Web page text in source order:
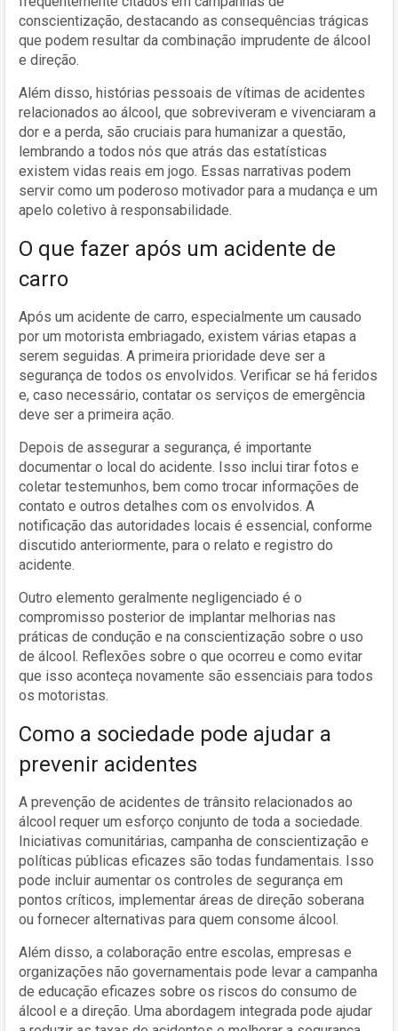
conscientização, destacando as consequências trágicas
que podem resultar da combinação imprudente de álcool
e direção.
Além disso, histórias pessoais de vítimas de acidentes
relacionados ao álcool, que sobreviveram e vivenciaram a
dor e a perda, são cruciais para humanizar a questão,
lembrando a todos nós que atrás das estatísticas
existem vidas reais em jogo. Essas narrativas podem
servir como um poderoso motivador para a mudança e um
apelo coletivo à responsabilidade.
O que fazer após um acidente de
carro
Após um acidente de carro, especialmente um causado
por um motorista embriagado, existem várias etapas a
serem seguidas. A primeira prioridade deve ser a
segurança de todos os envolvidos. Verificar se há feridos
e, caso necessário, contatar os serviços de emergência
deve ser a primeira ação.
Depois de assegurar a segurança, é importante
documentar o local do acidente. Isso inclui tirar fotos e
coletar testemunhos, bem como trocar informações de
contato e outros detalhes com os envolvidos. A
notificação das autoridades locais é essencial, conforme
discutido anteriormente, para o relato e registro do
acidente.
Outro elemento geralmente negligenciado é o
compromisso posterior de implantar melhorias nas
práticas de condução e na conscientização sobre o uso
de álcool. Reflexões sobre o que ocorreu e como evitar
que isso aconteça novamente são essenciais para todos
os motoristas.
Como a sociedade pode ajudar a
prevenir acidentes
A prevenção de acidentes de trânsito relacionados ao
álcool requer um esforço conjunto de toda a sociedade.
Iniciativas comunitárias, campanha de conscientização e
políticas públicas eficazes são todas fundamentais. Isso
pode incluir aumentar os controles de segurança em
pontos críticos, implementar áreas de direção soberana
ou fornecer alternativas para quem consome álcool.
Além disso, a colaboração entre escolas, empresas e
organizações não governamentais pode levar a campanha
de educação eficazes sobre os riscos do consumo de
álcool e a direção. Uma abordagem integrada pode ajudar